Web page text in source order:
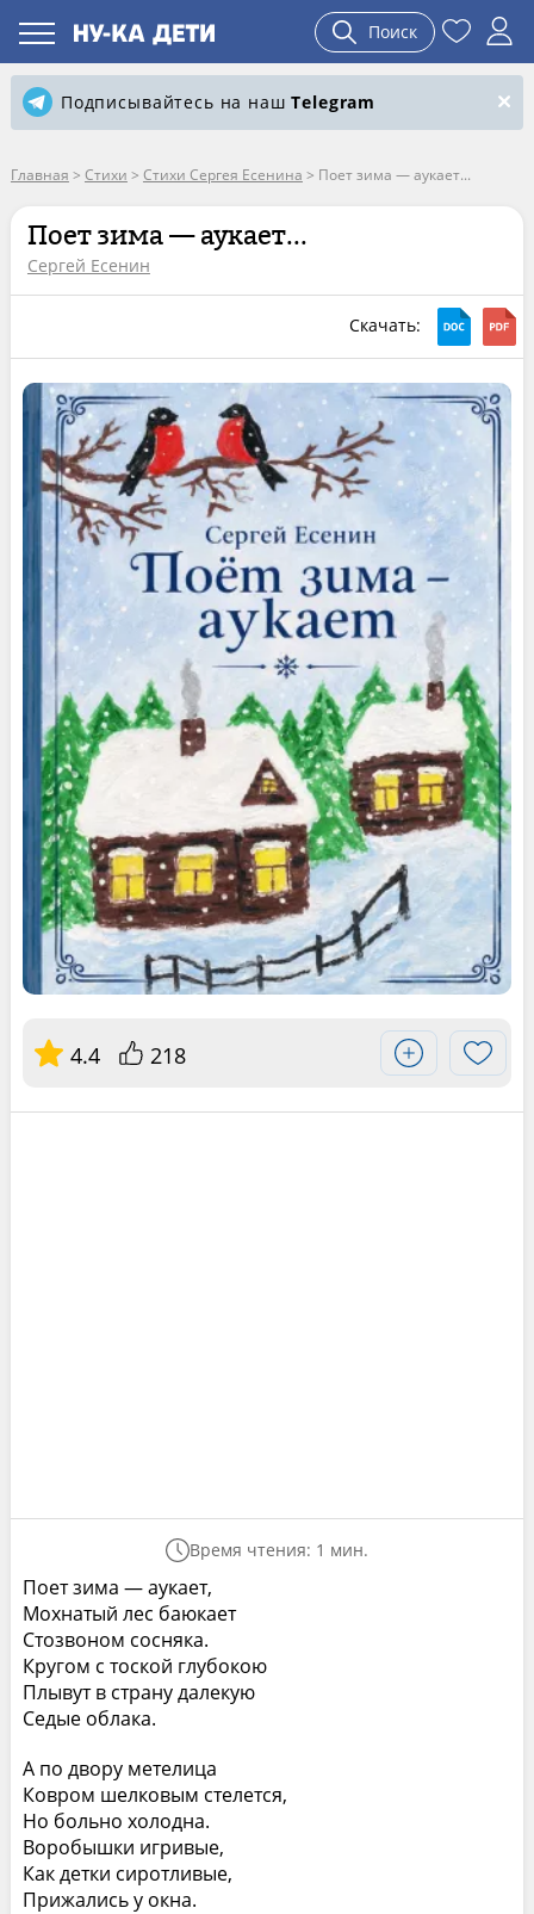
Поиск
Подписывайтесь на нашTelegram
Главная > Стихи > Стихи Сергея Есенина > Поет зима — аукает...
Поет зима — аукает...
Сергей Есенин
Скачать:
4.4 218
Время чтения: 1 мин.
Поет зима — аукает,
Мохнатый лес баюкает
Стозвоном сосняка.
Кругом с тоской глубокою
Плывут в страну далекую
Седые облака.
А по двору метелица
Ковром шелковым стелется,
Но больно холодна.
Воробышки игривые,
Как детки сиротливые,
Прижались у окна.